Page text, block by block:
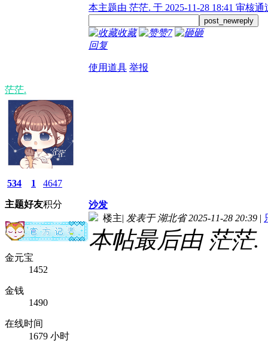
本主题由 茫茫. 于 2025-11-28 18:41 审核通
post_newreply
收藏 赞7
砸
回复
使用道具 举报
茫茫.
534
主题
1
好友
4647
积分
金元宝
1452
金钱
1490
在线时间
1679 小时
沙发
楼主| 发表于 湖北省 2025-11-28 20:39 |
本帖最后由 茫茫.